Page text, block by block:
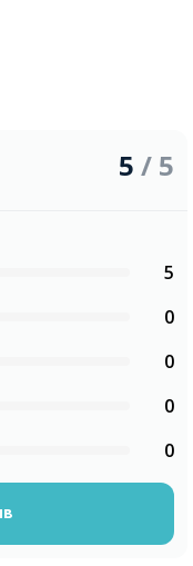
5 / 5
5
0
0
0
0